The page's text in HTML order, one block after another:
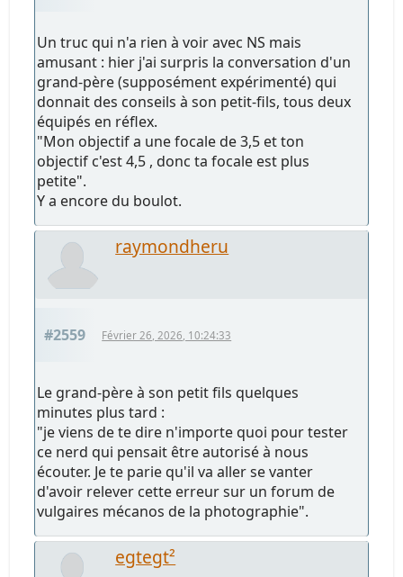
Un truc qui n'a rien à voir avec NS mais
amusant : hier j'ai surpris la conversation d'un
grand-père (supposément expérimenté) qui
donnait des conseils à son petit-fils, tous deux
équipés en réflex.
"Mon objectif a une focale de 3,5 et ton
objectif c'est 4,5 , donc ta focale est plus
petite".
Y a encore du boulot.
raymondheru
#2559 Février 26, 2026, 10:24:33
Le grand-père à son petit fils quelques
minutes plus tard :
"je viens de te dire n'importe quoi pour tester
ce nerd qui pensait être autorisé à nous
écouter. Je te parie qu'il va aller se vanter
d'avoir relever cette erreur sur un forum de
vulgaires mécanos de la photographie".
egtegt²